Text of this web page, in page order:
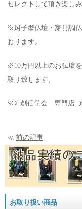
セレクトして頂き楽し
※厨子型仏壇・家具調
おります。
※10万円以上のお仏壇
取り致します。
SGI 創価学会 専門店
≪ 前の記事
お取り扱い商品